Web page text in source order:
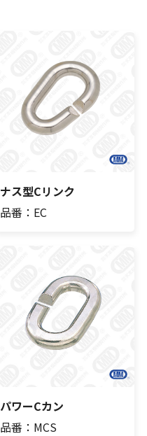
ナス型Cリンク
品番：EC
パワーCカン
品番：MCS